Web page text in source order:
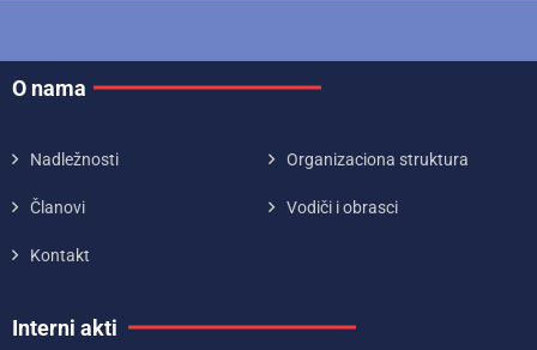
O nama
Nadležnosti Organizaciona struktura
Članovi Vodiči i obrasci
Kontakt
Interni akti